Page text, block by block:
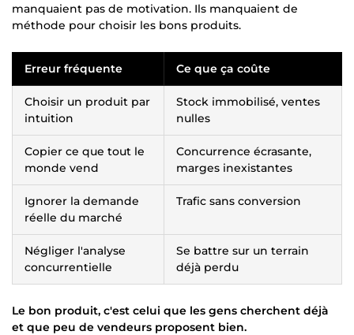
manquaient pas de motivation. Ils manquaient de
méthode pour choisir les bons produits.
Erreur fréquente Ce que ça coûte
Choisir un produit par
intuition
Stock immobilisé, ventes
nulles
Copier ce que tout le
monde vend
Concurrence écrasante,
marges inexistantes
Ignorer la demande
réelle du marché
Trafic sans conversion
Négliger l'analyse
concurrentielle
Se battre sur un terrain
déjà perdu
Le bon produit, c'est celui que les gens cherchent déjà
et que peu de vendeurs proposent bien.